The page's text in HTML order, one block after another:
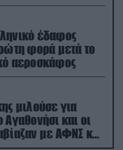
έδαφος
φορά μετά το
αεροσκάφος
μιλούσε για
και οι
με ΑΦΝΣ και